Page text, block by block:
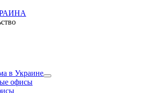
в Украине
офисы